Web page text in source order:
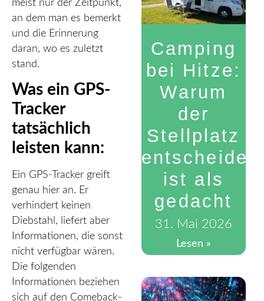
meist nur der Zeitpunkt,
an dem man es bemerkt
und die Erinnerung
daran, wo es zuletzt
stand.
Was ein GPS-
Tracker
tatsächlich
leisten kann:
Ein GPS-Tracker greift
genau hier an. Er
verhindert keinen
Diebstahl, liefert aber
Informationen, die sonst
nicht verfügbar wären.
Die folgenden
Informationen beziehen
sich auf den Comeback-
Camping
bei Hitze:
Warum
der
Stellplatz
ist als
gedacht
31. Mai 2026
Lesen »